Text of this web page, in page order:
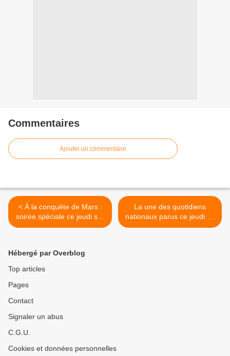
Commentaires
Ajouter un commentaire
< À la conquête de Mars :
soirée spéciale ce jeudi sur
franceinfo.
La une des quotidiens
nationaux parus ce jeudi 18
février. >
Hébergé par Overblog
Top articles
Pages
Contact
Signaler un abus
C.G.U.
Cookies et données personnelles